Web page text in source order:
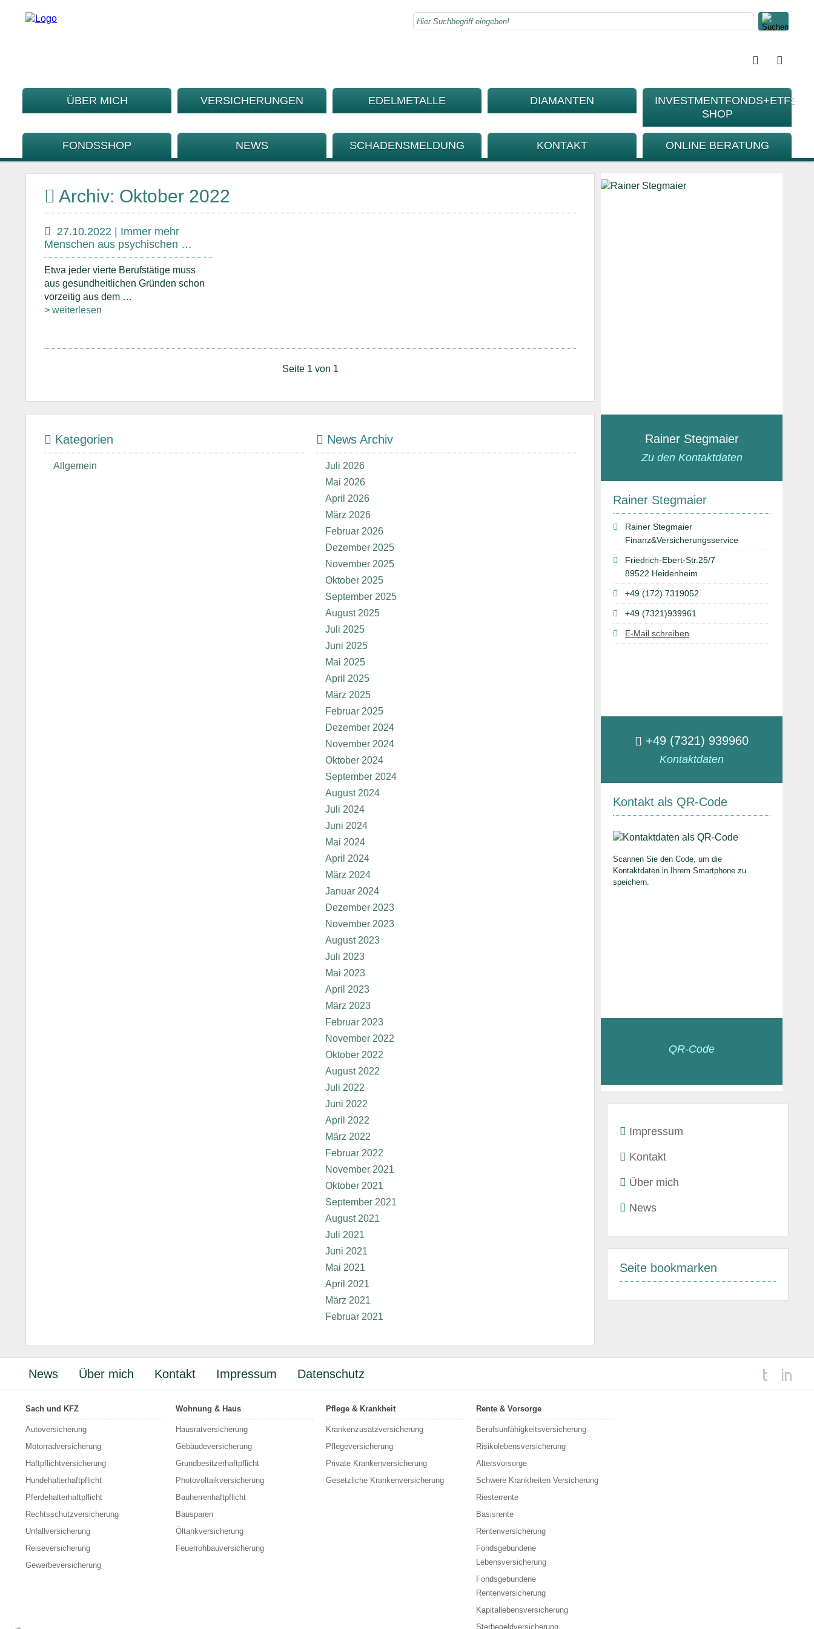
ÜBER MICH VERSICHERUNGEN EDELMETALLE DIAMANTEN
INVESTMENTFONDS+ETFS-
SHOP
FONDSSHOP NEWS SCHADENSMELDUNG KONTAKT ONLINE BERATUNG
Rainer Stegmaier
Zu den Kontaktdaten
Rainer Stegmaier
Rainer Stegmaier
Finanz&Versicherungsservice
Friedrich-Ebert-Str.25/7
89522 Heidenheim
+49 (172) 7319052
+49 (7321)939961
E-Mail schreiben
+49 (7321) 939960
Kontaktdaten
Kontakt als QR-Code
Scannen Sie den Code, um die
Kontaktdaten in Ihrem Smartphone zu
speichern.
QR-Code
Impressum
Kontakt
Über mich
News
Seite bookmarken
Archiv: Oktober 2022
27.10.2022 | Immer mehr
Menschen aus psychischen …
Etwa jeder vierte Berufstätige muss
aus gesundheitlichen Gründen schon
vorzeitig aus dem …
> weiterlesen
Seite 1 von 1
Kategorien
Allgemein
News Archiv
Juli 2026
Mai 2026
April 2026
März 2026
Februar 2026
Dezember 2025
November 2025
Oktober 2025
September 2025
August 2025
Juli 2025
Juni 2025
Mai 2025
April 2025
März 2025
Februar 2025
Dezember 2024
November 2024
Oktober 2024
September 2024
August 2024
Juli 2024
Juni 2024
Mai 2024
April 2024
März 2024
Januar 2024
Dezember 2023
November 2023
August 2023
Juli 2023
Mai 2023
April 2023
März 2023
Februar 2023
November 2022
Oktober 2022
August 2022
Juli 2022
Juni 2022
April 2022
März 2022
Februar 2022
November 2021
Oktober 2021
September 2021
August 2021
Juli 2021
Juni 2021
Mai 2021
April 2021
März 2021
Februar 2021
News Über mich Kontakt Impressum Datenschutz
Sach und KFZ
Autoversicherung
Motorradversicherung
Haftpflichtversicherung
Hundehalterhaftpflicht
Pferdehalterhaftpflicht
Rechtsschutzversicherung
Unfallversicherung
Reiseversicherung
Gewerbeversicherung
Wohnung & Haus
Hausratversicherung
Gebäudeversicherung
Grundbesitzerhaftpflicht
Photovoltaikversicherung
Bauherrenhaftpflicht
Bausparen
Öltankversicherung
Feuerrohbauversicherung
Pflege & Krankheit
Krankenzusatzversicherung
Pflegeversicherung
Private Krankenversicherung
Gesetzliche Krankenversicherung
Rente & Vorsorge
Berufs­unfähigkeitsversicherung
Risikolebensversicherung
Altersvorsorge
Schwere Krankheiten Versicherung
Riesterrente
Basisrente
Rentenversicherung
Fondsgebundene
Lebensversicherung
Fondsgebundene
Rentenversicherung
Kapitallebensversicherung
Sterbegeldversicherung